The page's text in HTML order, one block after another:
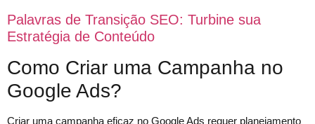
Palavras de Transição SEO: Turbine sua
Estratégia de Conteúdo
Como Criar uma Campanha no
Google Ads?
Criar uma campanha eficaz no Google Ads requer planejamento